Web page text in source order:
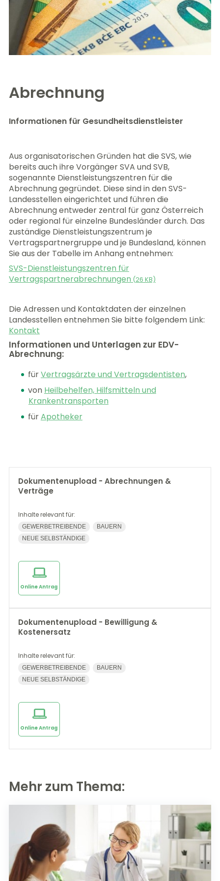
Abrechnung
Informationen für Gesundheitsdienstleister
Aus organisatorischen Gründen hat die SVS, wie
bereits auch ihre Vorgänger SVA und SVB,
sogenannte Dienstleistungszentren für die
Abrechnung gegründet. Diese sind in den SVS-
Landesstellen eingerichtet und führen die
Abrechnung entweder zentral für ganz Österreich
oder regional für einzelne Bundesländer durch. Das
zuständige Dienstleistungszentrum je
Vertragspartnergruppe und je Bundesland, können
Sie aus der Tabelle im Anhang entnehmen:
SVS-Dienstleistungszentren für
Vertragspartnerabrechnungen (26 KB)
Die Adressen und Kontaktdaten der einzelnen
Landesstellen entnehmen Sie bitte folgendem Link:
Kontakt
Informationen und Unterlagen zur EDV-
Abrechnung:
fürVertragsärzte und Vertragsdentisten,
von Heilbehelfen, Hilfsmitteln und
Krankentransporten
fürApotheker
Dokumentenupload - Abrechnungen &
Verträge
Inhalte relevant für:
GEWERBETREIBENDE
BAUERN
NEUE SELBSTÄNDIGE
Online Antrag
Dokumentenupload - Bewilligung &
Kostenersatz
Inhalte relevant für:
GEWERBETREIBENDE
BAUERN
NEUE SELBSTÄNDIGE
Online Antrag
Mehr zum Thema: